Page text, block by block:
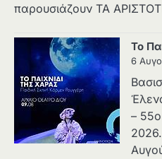
παρουσιάζουν ΤΑ
Το
6
–